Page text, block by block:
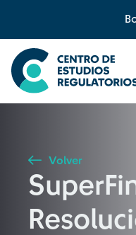
Búsqueda
Seleccione país
Buscar
Volver